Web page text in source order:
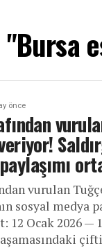
önce
vurulan
sosyal medya
12 Ocak 2026 —